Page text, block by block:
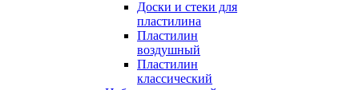
Доски и стеки для
пластилина
Пластилин
воздушный
Пластилин
классический